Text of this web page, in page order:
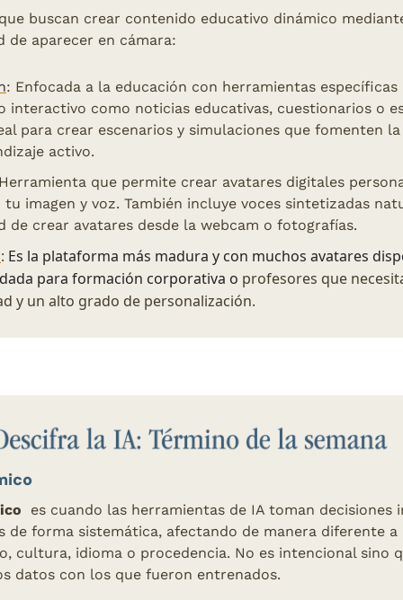
buscan crear contenido educativo dinámico
de aparecer en cámara:
: Enfocada a la educación con herramientas específicas
interactivo como noticias educativas, cuestionarios o
para crear escenarios y simulaciones que fomenten
activo.
que permite crear avatares digitales
imagen y voz. También incluye voces sintetizadas
de crear avatares desde la webcam o fotografías.
: Es la plataforma más madura y con muchos avatares
para formación corporativa o profesores que
y un alto grado de personalización.
es cuando las herramientas de IA toman decisiones
de forma sistemática, afectando de manera diferente a
cultura, idioma o procedencia. No es intencional sino
datos con los que fueron entrenados.